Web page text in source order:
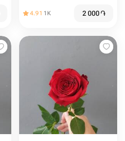
4.91 1K 2 000֏